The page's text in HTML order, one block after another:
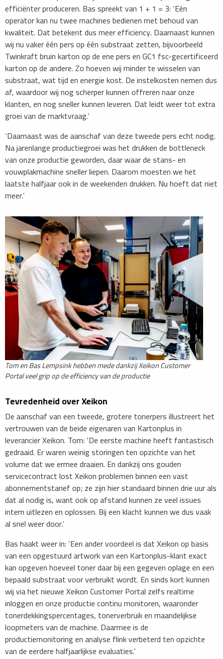
efficiënter produceren. Bas spreekt van 1 + 1 = 3: ‘Eén
operator kan nu twee machines bedienen met behoud van
kwaliteit. Dat betekent dus meer efficiency. Daarnaast kunnen
wij nu vaker één pers op één substraat zetten, bijvoorbeeld
Twinkraft bruin karton op de ene pers en GC1 fsc-gecertificeerd
karton op de andere. Zo hoeven wij minder te wisselen van
substraat, wat tijd en energie kost. De instelkosten nemen dus
af, waardoor wij nog scherper kunnen offreren naar onze
klanten, en nog sneller kunnen leveren. Dat leidt weer tot extra
groei van de marktvraag.’
‘Daarnaast was de aanschaf van deze tweede pers echt nodig.
Na jarenlange productiegroei was het drukken de bottleneck
van onze productie geworden, daar waar de stans- en
vouwplakmachine sneller liepen. Daarom moesten we het
laatste halfjaar ook in de weekenden drukken. Nu hoeft dat niet
meer.’
​Tom en Bas Lempsink hebben mede dankzij Xeikon Customer
Portal veel grip op de efficiency van de productie
Tevredenheid over Xeikon
De aanschaf van een tweede, grotere tonerpers illustreert het
vertrouwen van de beide eigenaren van Kartonplus in
leverancier Xeikon. Tom: ‘De eerste machine heeft fantastisch
gedraaid. Er waren weinig storingen ten opzichte van het
volume dat we ermee draaien. En dankzij ons gouden
servicecontract lost Xeikon problemen binnen een vast
abonnementstarief op; ze zijn hier standaard binnen drie uur als
dat al nodig is, want ook op afstand kunnen ze veel issues
intern uitlezen en oplossen. Bij een klacht kunnen we dus vaak
al snel weer door.’
Bas haakt weer in: ‘Een ander voordeel is dat Xeikon op basis
van een opgestuurd artwork van een Kartonplus-klant exact
kan opgeven hoeveel toner daar bij een gegeven oplage en een
bepaald substraat voor verbruikt wordt. En sinds kort kunnen
wij via het nieuwe Xeikon Customer Portal zelfs realtime
inloggen en onze productie continu monitoren, waaronder
tonerdekkingspercentages, tonerverbruik en maandelijkse
loopmeters van de machine. Daarmee is de
productiemonitoring en analyse flink verbeterd ten opzichte
van de eerdere halfjaarlijkse evaluaties.’